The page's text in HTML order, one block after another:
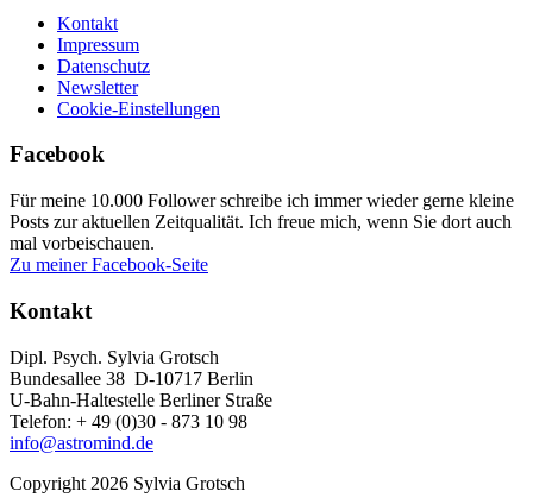
Kontakt
Impressum
Datenschutz
Newsletter
Cookie-Einstellungen
Facebook
Für meine 10.000 Follower schreibe ich immer wieder gerne kleine
Posts zur aktuellen Zeitqualität. Ich freue mich, wenn Sie dort auch
mal vorbeischauen.
Zu meiner Facebook-Seite
Kontakt
Dipl. Psych. Sylvia Grotsch
Bundesallee 38 D-10717 Berlin
U-Bahn-Haltestelle Berliner Straße
Telefon: + 49 (0)30 - 873 10 98
info@astromind.de
Copyright 2026 Sylvia Grotsch